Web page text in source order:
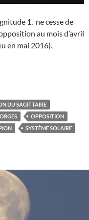
1, ne cesse de
au mois d’avril
en mai 2016).
DU SAGITTAIRE
OPPOSITION
SYSTÈME SOLAIRE